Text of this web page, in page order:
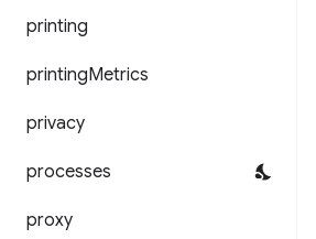
printing
printingMetrics
privacy
processes
proxy